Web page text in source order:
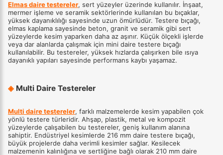
Elmas daire testereler, sert yüzeyler üzerinde kullanılır. İnşaat,
mermer işleme ve seramik sektörlerinde kullanılan bu bıçaklar,
yüksek dayanıklılığı sayesinde uzun ömürlüdür. Testere bıçağı,
elmas kaplama sayesinde beton, granit ve seramik gibi sert
yüzeylerde kesim yaparken daha az aşınır. Küçük ölçekli işlerde
veya dar alanlarda çalışmak için mini daire testere bıçağı
kullanılabilir. Bu testereler, yüksek hızlarda çalışırken bile ısıya
dayanıklı yapıları sayesinde performans kaybı yaşamaz.
◈ Multi Daire Testereler
Multi daire testereler, farklı malzemelerde kesim yapabilen çok
yönlü testere türleridir. Ahşap, plastik, metal ve kompozit
yüzeylerde çalışabilen bu testereler, geniş kullanım alanına
sahiptir. Endüstriyel kesimlerde 216 mm daire testere bıçağı,
büyük projelerde daha verimli kesimler sağlar. Kesilecek
malzemenin kalınlığına ve sertliğine bağlı olarak 210 mm daire